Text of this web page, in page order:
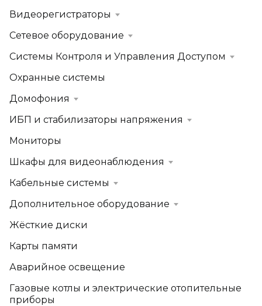
Видеорегистраторы
Сетевое оборудование
Системы Контроля и Управления Доступом
Охранные системы
Домофония
ИБП и стабилизаторы напряжения
Мониторы
Шкафы для видеонаблюдения
Кабельные системы
Дополнительное оборудование
Жёсткие диски
Карты памяти
Аварийное освещение
Газовые котлы и электрические отопительные
приборы